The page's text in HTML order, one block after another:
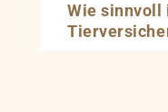
Wie sinnvoll